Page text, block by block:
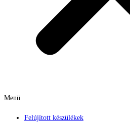
Menü
Felújított készülékek